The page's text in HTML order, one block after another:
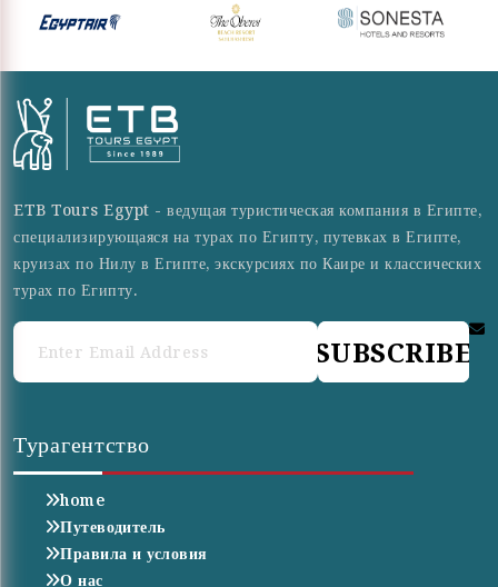
ETB Tours Egypt - ведущая туристическая компания в Египте,
специализирующаяся на турах по Египту, путевках в Египте,
круизах по Нилу в Египте, экскурсиях по Каире и классических
турах по Египту.
SUBSCRIBE
Турагентство
home
Путеводитель
Правила и условия
О нас